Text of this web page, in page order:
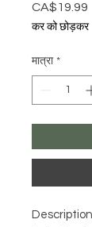
CA$19.99
कर को छोड़कर
मात्रा *